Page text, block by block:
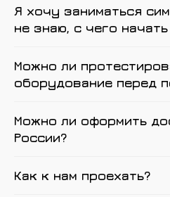
Я хочу заниматься
не знаю, с чего начать
Можно ли
оборудование перед
Можно ли оформить
России?
Как к нам проехать?